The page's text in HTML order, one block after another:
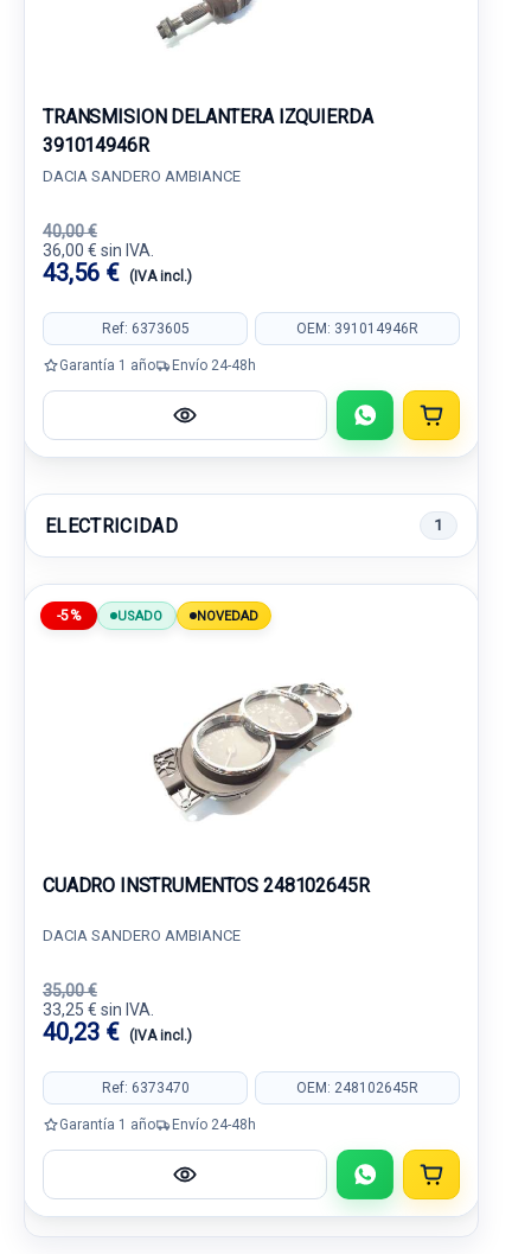
TRANSMISION DELANTERA IZQUIERDA
391014946R
DACIA SANDERO AMBIANCE
40,00 €
36,00 € sin IVA.
43,56 € (IVA incl.)
Ref: 6373605 OEM: 391014946R
Garantía 1 año Envío 24-48h
ELECTRICIDAD 1
-5% USADO NOVEDAD
CUADRO INSTRUMENTOS 248102645R
DACIA SANDERO AMBIANCE
35,00 €
33,25 € sin IVA.
40,23 € (IVA incl.)
Ref: 6373470 OEM: 248102645R
Garantía 1 año Envío 24-48h